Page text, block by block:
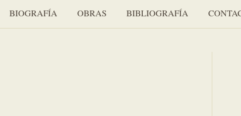
BIOGRAFÍA OBRAS BIBLIOGRAFÍA